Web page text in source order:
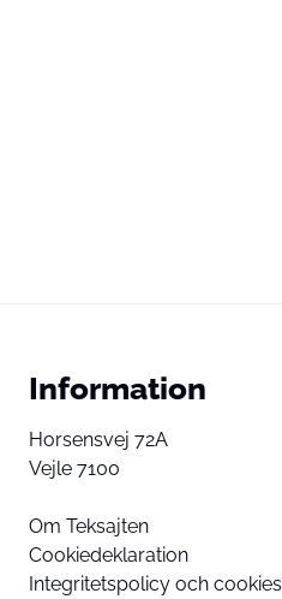
Information
Horsensvej 72A
Vejle 7100
Om Teksajten
Cookiedeklaration
Integritetspolicy och cookies